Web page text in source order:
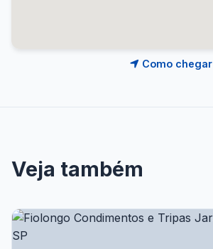
Como chegar
Veja também